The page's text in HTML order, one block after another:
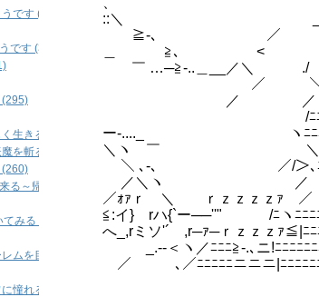
::＼ __|__/
≧-､ ／ ／!ﾆﾆ
＿ ≧､ < 〃 /
￣ …─≧-..＿__／＼
／ ＼ / /ﾆﾆﾆ
／ ／ヽへ/ﾆﾆ
/ﾆﾆﾆﾆﾆﾆ
ー-...._ ヽﾆﾆﾆﾆﾆ
＼ヽゝ￣ ＼ﾆﾆﾆ
＼ ､-､ ／/＞､ﾆﾆﾆﾆﾆ
／＼ヽゝ ／ /ﾆ
／ｫｧｒ ＼ ｒｚｚｚｚｧ
≦:イ} rハ{`ー──''" /ﾆヽﾆﾆ
へ_,rミソ'´ ,r─ｧ─ｒｚｚｚｧ≦|ﾆﾆﾆ
_.-‐＜ヽ／ﾆﾆﾆ≧-.､ニ!ﾆﾆﾆﾆﾆﾆﾆ
／ ､／ﾆﾆﾆﾆﾆニニニ|ﾆﾆﾆﾆﾆﾆﾆ
です (27)
です (38)
(295)
生きるようです (76)
を斬るようです (32)
(260)
る～帰って来てからも騒動に巻き込まれる～ (13)
みる (9)
ムを目指そう！ (7)
憧れるようになったようです (17)